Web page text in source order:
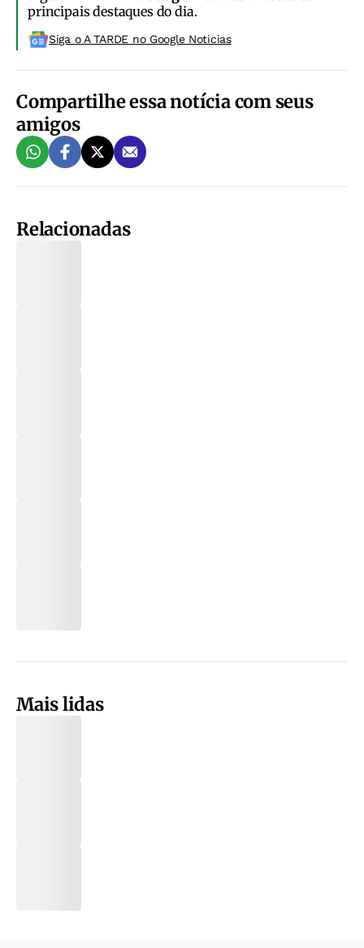
principais destaques do dia.
Siga o A TARDE no Google Noticias
Compartilhe essa notícia com seus
amigos
Relacionadas
Mais lidas